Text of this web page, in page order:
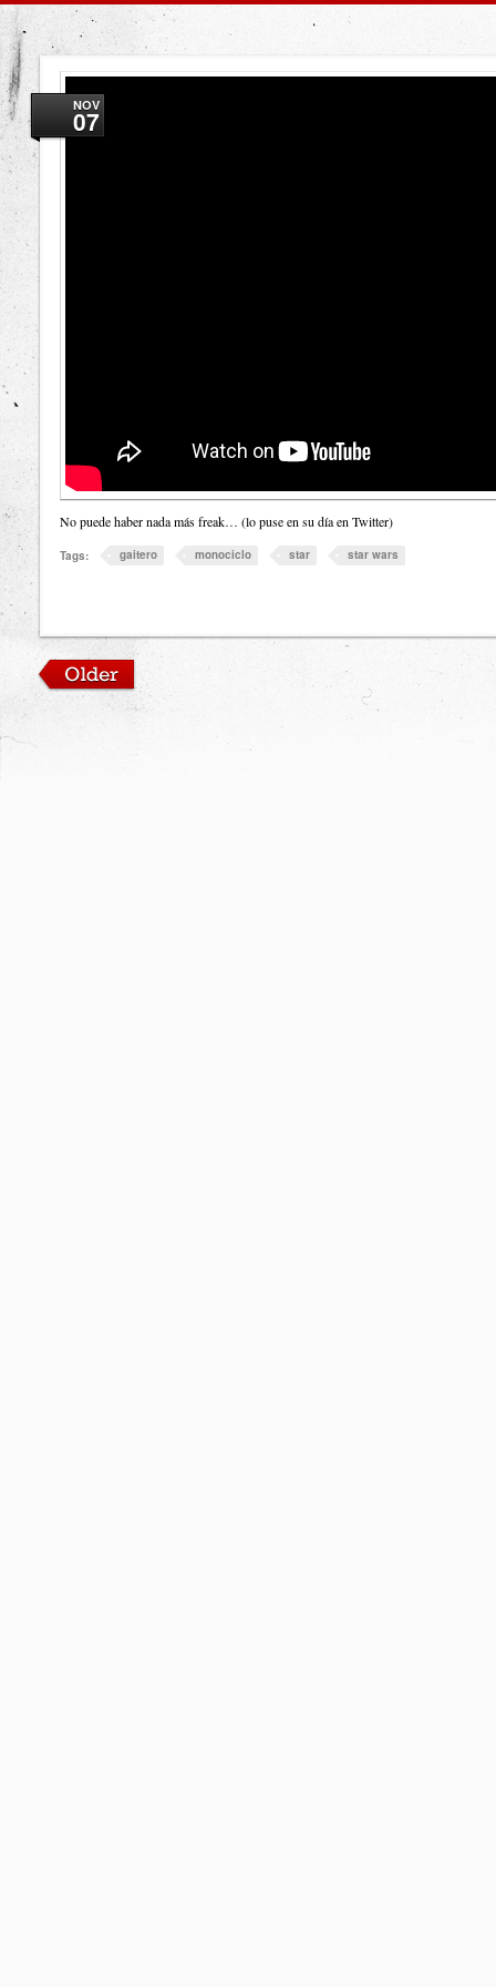
NOV
07
No puede haber nada más freak… (lo puse en su día en Twitter)
Tags: gaitero monociclo star star wars